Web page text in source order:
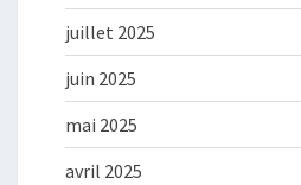
juillet 2025
juin 2025
mai 2025
avril 2025